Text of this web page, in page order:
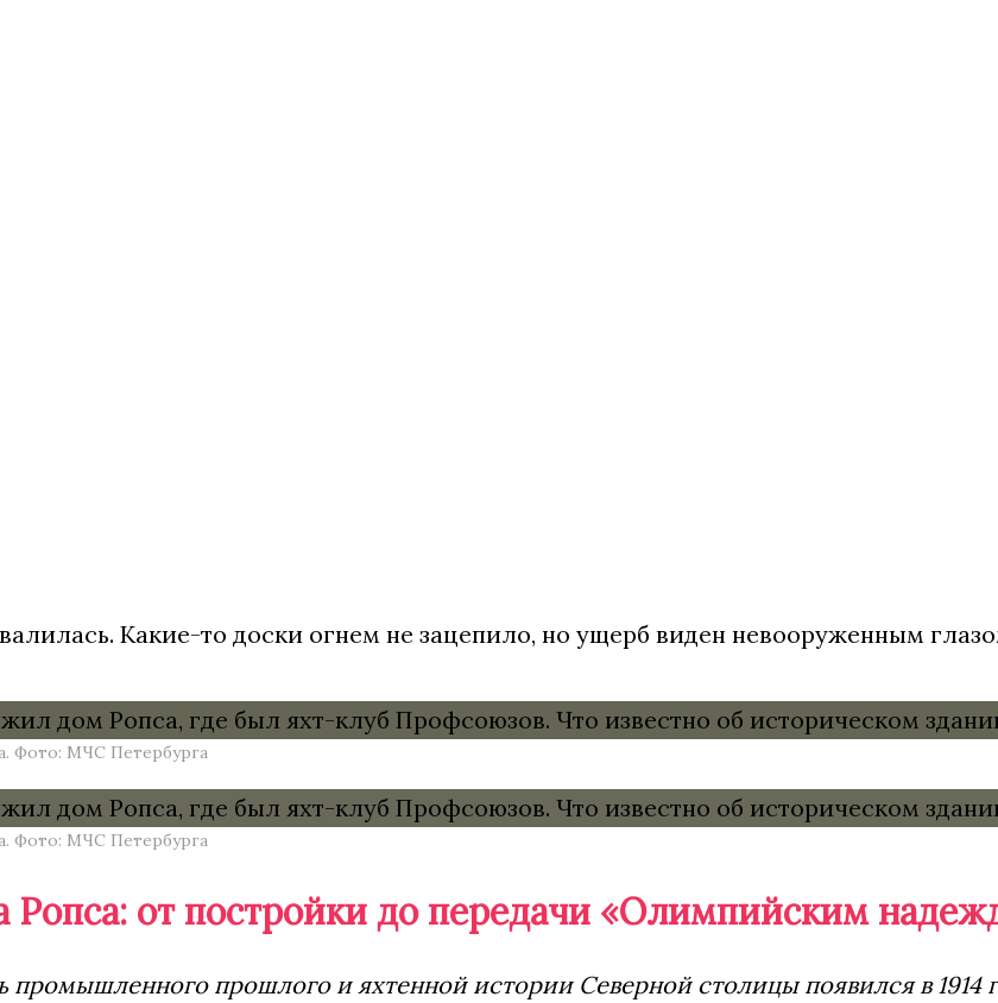
Какие-то доски огнем не зацепило, но ущерб виден невооруженным
Фото: МЧС Петербурга
Фото: МЧС Петербурга
Ропса: от постройки до передачи «Олимпийским
промышленного прошлого и яхтенной истории Северной столицы появился в